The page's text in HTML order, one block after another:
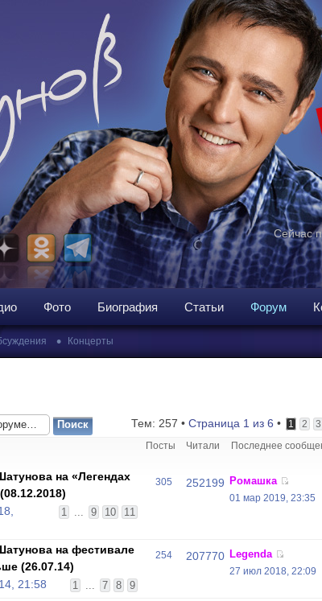
Сейчас
Фото Биография Статьи Форум
• Концерты
Тем: 257 • Страница 1 из 6 • 1 2 3
Посты Читали Последнее
на «Легендах
1 ... 9 10 11
305 252199 Ромашка
01 мар 2019, 23:35
на фестивале
(26.07.14)
1 ... 7 8 9
21:58
254 207770 Legenda
27 июл 2018, 22:09